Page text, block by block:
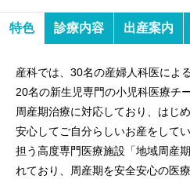
特色 診療内容 出産案内
産科では、30名の産婦人科医によ
20名の新生児専門の小児科医療チ
周産期治療に対応しており、はじ
安心してご自分らしいお産をして
担う高度専門医療施設「地域周産
れており、周産期を安全安心の医